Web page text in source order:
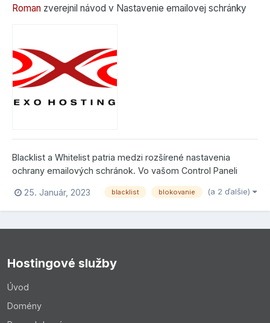
Roman zverejnil návod v Nastavenie emailovej schránky
Blacklist a Whitelist patria medzi rozšírené nastavenia
ochrany emailových schránok. Vo vašom Control Paneli
kliknite na E-mailové účty a následne na tlačidlo Hromadná
zmena. Potom označte možnosť Rozšírené nastavenia.
Blacklist Do Blacklistu (zoznam nepovole...
25. Január, 2023 blacklist blokovanie (a 2 ďalšie)
Hostingové služby
Úvod
Domény